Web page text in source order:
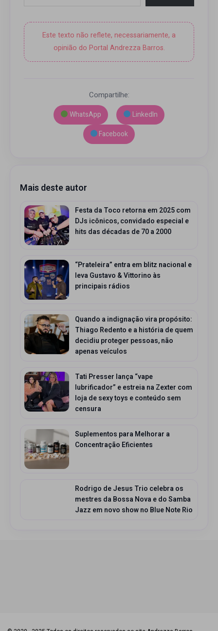
Este texto não reflete, necessariamente, a
opinião do Portal Andrezza Barros.
Compartilhe:
WhatsApp
LinkedIn
Facebook
Mais deste autor
Festa da Toco retorna em 2025 com
DJs icônicos, convidado especial e
hits das décadas de 70 a 2000
“Prateleira” entra em blitz nacional e
leva Gustavo & Vittorino às
principais rádios
Quando a indignação vira propósito:
Thiago Redento e a história de quem
decidiu proteger pessoas, não
apenas veículos
Tati Presser lança “vape
lubrificador” e estreia na Zexter com
loja de sexy toys e conteúdo sem
censura
Suplementos para Melhorar a
Concentração Eficientes
Rodrigo de Jesus Trio celebra os
mestres da Bossa Nova e do Samba
Jazz em novo show no Blue Note Rio